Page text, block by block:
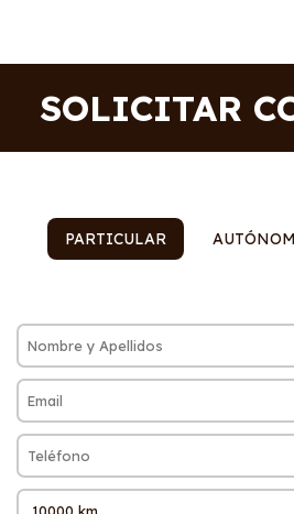
SOLICITAR
PARTICULAR